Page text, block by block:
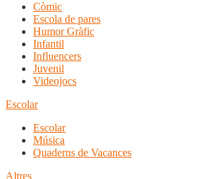
Còmic
Escola de pares
Humor Gràfic
Infantil
Influencers
Juvenil
Videojocs
Escolar
Escolar
Música
Quaderns de Vacances
Altres